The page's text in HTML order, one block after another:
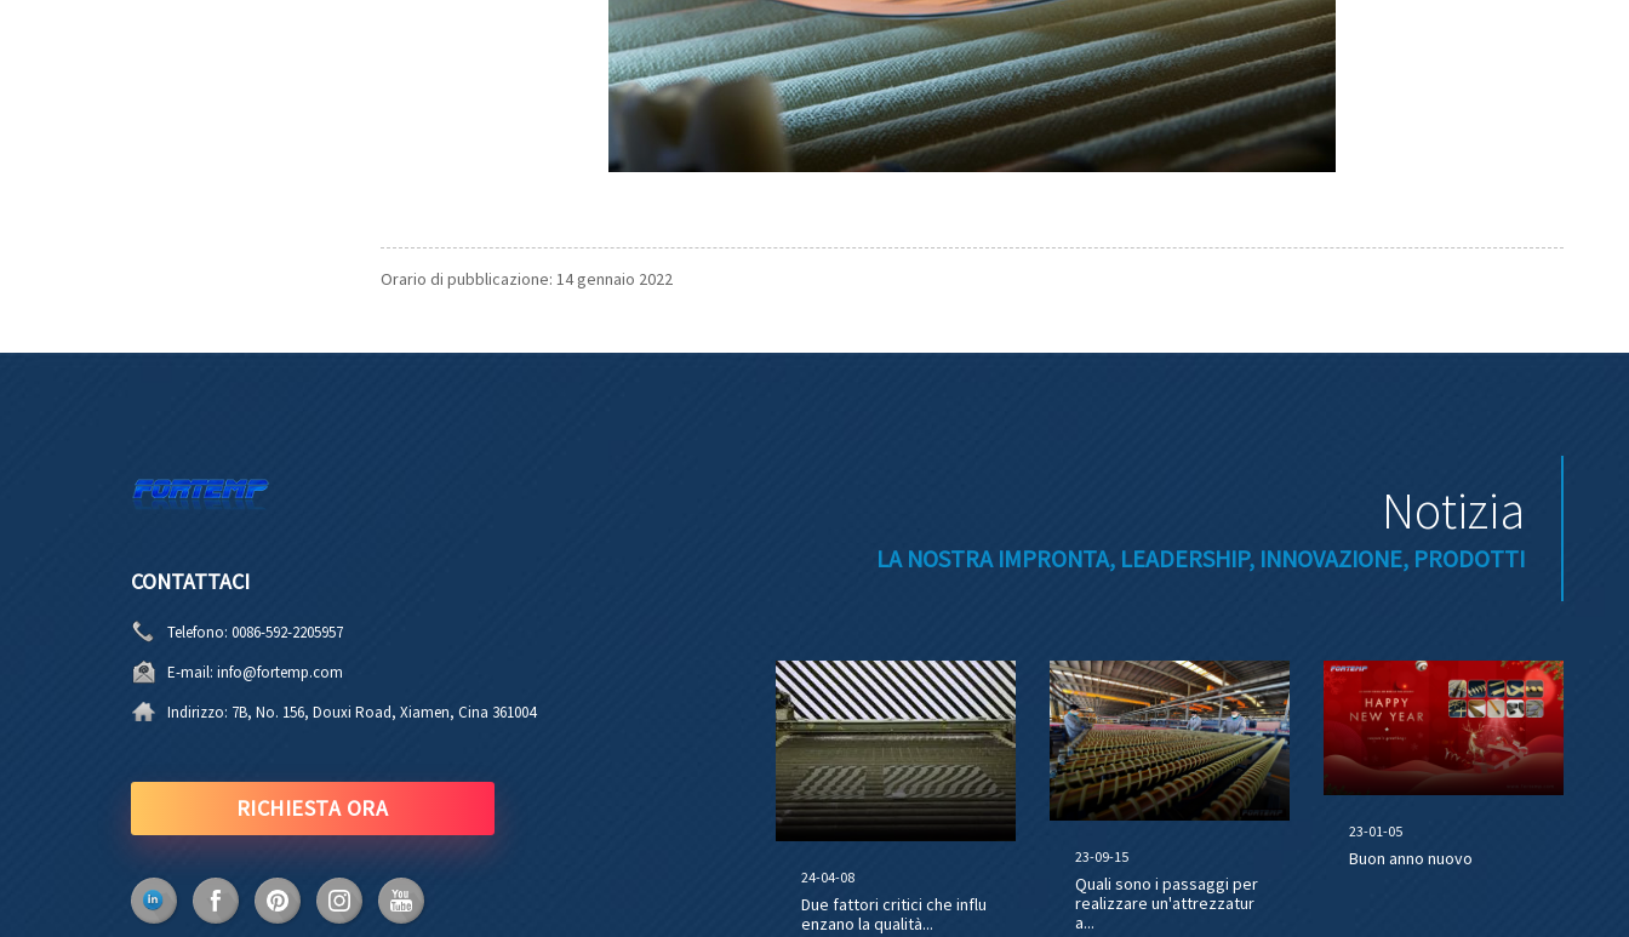
Orario di pubblicazione: 14 gennaio 2022
Notizia
LA NOSTRA IMPRONTA, LEADERSHIP, INNOVAZIONE, PRODOTTI
24-04-08
Due fattori critici che influ
enzano la qualità...
23-09-15
Quali sono i passaggi per
realizzare un'attrezzatur
a...
23-01-05
Buon anno nuovo
CONTATTACI
Telefono: 0086-592-2205957
E-mail: info@fortemp.com
Indirizzo: 7B, No. 156, Douxi Road, Xiamen, Cina 361004
RICHIESTA ORA